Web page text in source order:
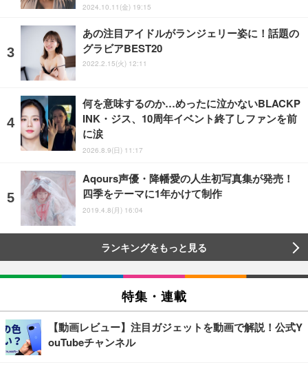
2024.10.11(金) 19:15
あの注目アイドルがランジェリー姿に！話題の
グラビアBEST20
2022.2.15(火) 12:11
何を意味するのか…めったに泣かないBLACKP
INK・ジス、10周年イベント終了しファンを前
に涙
2026.8.9(日) 11:17
Aqours声優・降幡愛の人生初写真集が発売！
四季をテーマに1年かけて制作
2019.4.8(月) 16:04
ランキングをもっと見る
特集・連載
【動画レビュー】注目ガジェットを動画で解説！公式Y
ouTubeチャンネル